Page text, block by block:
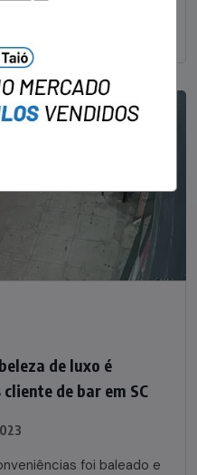
de luxo é
de bar em SC
foi baleado e